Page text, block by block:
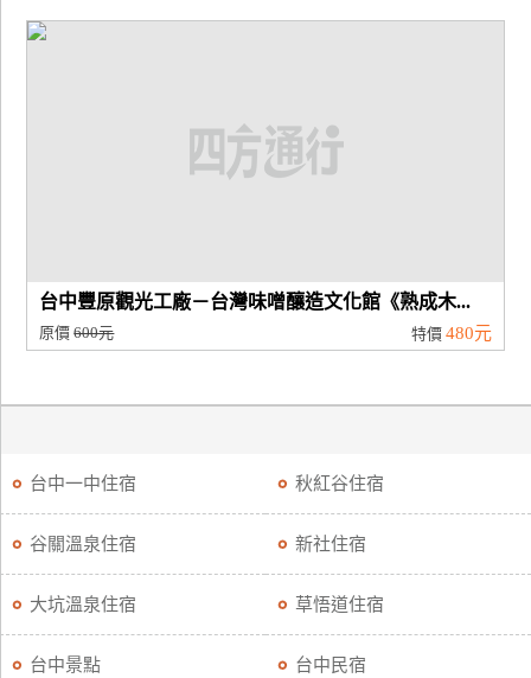
品
台中豐原觀光工廠－台灣味噌釀造文化館《熟成木...
原價600元 特價 480元
台中一中住宿 秋紅谷住宿
谷關溫泉住宿 新社住宿
大坑溫泉住宿 草悟道住宿
台中景點 台中民宿